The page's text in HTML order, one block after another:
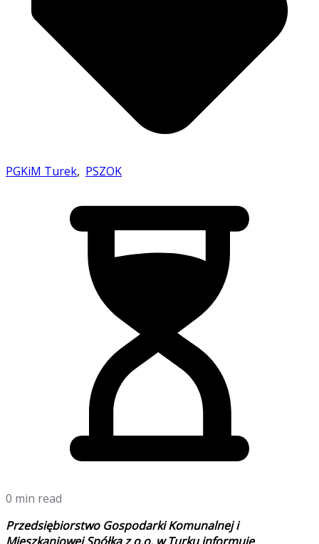
PGKiM Turek, PSZOK
0 min read
Przedsiębiorstwo Gospodarki Komunalnej i
Mieszkaniowej Spółka z o.o. w Turku informuje